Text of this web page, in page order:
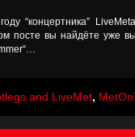
“концертника”
посте вы найдёте уже
and LiveMet,